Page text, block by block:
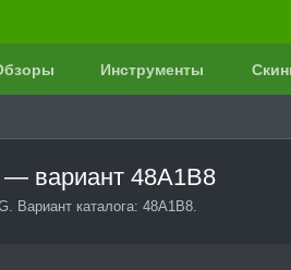
Инструменты
вариант 48A1B8
Вариант каталога: 48A1B8.